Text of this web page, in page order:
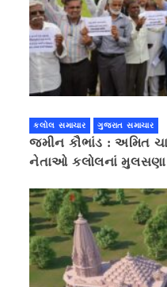
કલોલ સમાચાર ગુજરાત સમાચાર
જમીન કૌભાંડ : અમિત
નેતાઓ કલોલનાં મુલસણા